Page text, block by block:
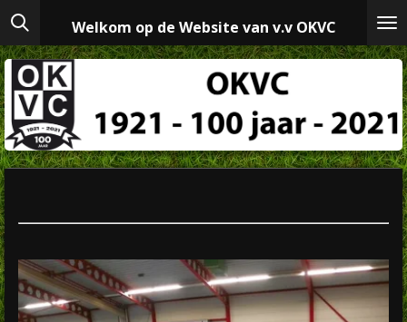
Ga
direct
naar
de
hoofdinhoud
Welkom op de Website van v.v OKVC